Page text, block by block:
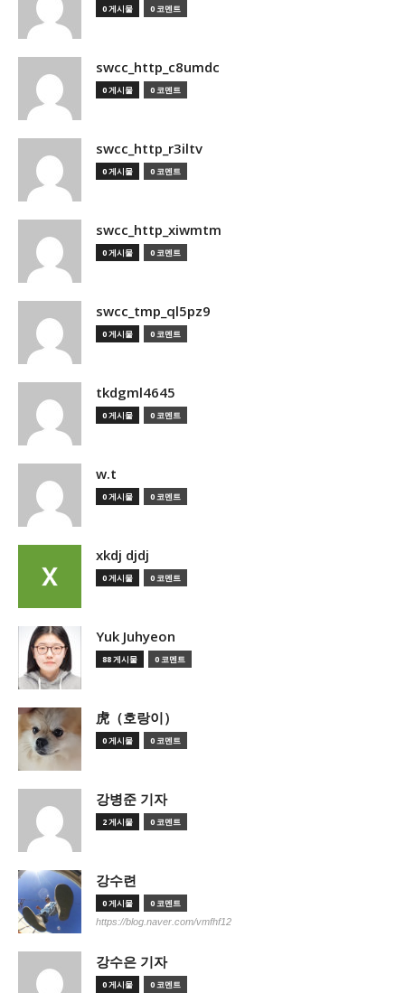
0 게시물 0 코멘트
swcc_http_c8umdc
0 게시물 0 코멘트
swcc_http_r3iltv
0 게시물 0 코멘트
swcc_http_xiwmtm
0 게시물 0 코멘트
swcc_tmp_ql5pz9
0 게시물 0 코멘트
tkdgml4645
0 게시물 0 코멘트
w.t
0 게시물 0 코멘트
xkdj djdj
0 게시물 0 코멘트
Yuk Juhyeon
88 게시물 0 코멘트
虎（호랑이）
0 게시물 0 코멘트
강병준 기자
2 게시물 0 코멘트
강수련
0 게시물 0 코멘트
https://blog.naver.com/vmfhf12
강수은 기자
0 게시물 0 코멘트